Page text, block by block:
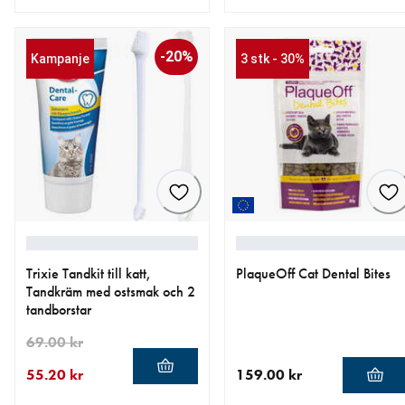
Kampanje -20%
Trixie Tandkit till katt,
Tandkräm med ostsmak och 2
tandborstar
55.20 kr
69.00 kr
3 stk - 30%
PlaqueOff Cat Dental Bites
159.00 kr